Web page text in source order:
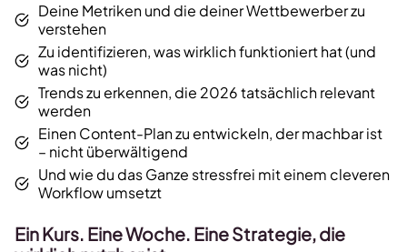
Deine Metriken und die deiner Wettbewerber zu
verstehen
Zu identifizieren, was wirklich funktioniert hat (und
was nicht)
Trends zu erkennen, die 2026 tatsächlich relevant
werden
Einen Content-Plan zu entwickeln, der machbar ist
– nicht überwältigend
Und wie du das Ganze stressfrei mit einem cleveren
Workflow umsetzt
Ein Kurs. Eine Woche. Eine Strategie, die